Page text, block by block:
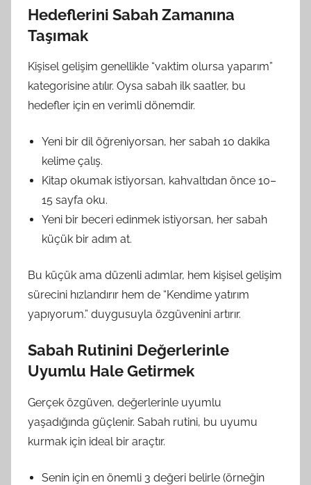
Hedeflerini Sabah Zamanına
Taşımak
Kişisel gelişim genellikle “vaktim olursa yaparım”
kategorisine atılır. Oysa sabah ilk saatler, bu
hedefler için en verimli dönemdir.
Yeni bir dil öğreniyorsan, her sabah 10 dakika
kelime çalış.
Kitap okumak istiyorsan, kahvaltıdan önce 10–
15 sayfa oku.
Yeni bir beceri edinmek istiyorsan, her sabah
küçük bir adım at.
Bu küçük ama düzenli adımlar, hem kişisel gelişim
sürecini hızlandırır hem de “Kendime yatırım
yapıyorum.” duygusuyla özgüvenini artırır.
Sabah Rutinini Değerlerinle
Uyumlu Hale Getirmek
Gerçek özgüven, değerlerinle uyumlu
yaşadığında güçlenir. Sabah rutini, bu uyumu
kurmak için ideal bir araçtır.
Senin için en önemli 3 değeri belirle (örneğin